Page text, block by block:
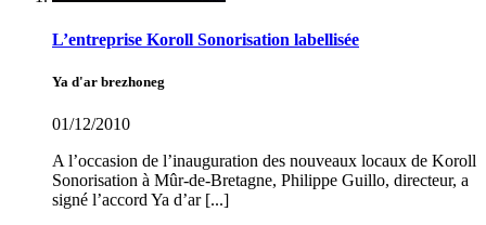
L’entreprise Koroll Sonorisation labellisée
Ya d'ar brezhoneg
01/12/2010
A l’occasion de l’inauguration des nouveaux locaux de Koroll
Sonorisation à Mûr-de-Bretagne, Philippe Guillo, directeur, a
signé l’accord Ya d’ar [...]